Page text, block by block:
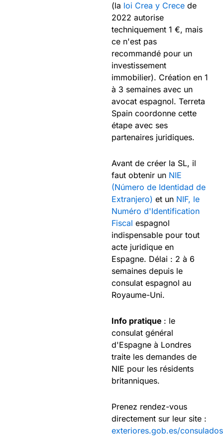
(la loi Crea y Crece de
2022 autorise
techniquement 1 €, mais
ce n'est pas
recommandé pour un
investissement
immobilier). Création en 1
à 3 semaines avec un
avocat espagnol. Terreta
Spain coordonne cette
étape avec ses
partenaires juridiques.
Avant de créer la SL, il
faut obtenir un NIE
(Número de Identidad de
Extranjero) et un NIF, le
Numéro d'Identification
Fiscal espagnol
indispensable pour tout
acte juridique en
Espagne. Délai : 2 à 6
semaines depuis le
consulat espagnol au
Royaume-Uni.
Info pratique : le
consulat général
d'Espagne à Londres
traite les demandes de
NIE pour les résidents
britanniques.
Prenez rendez-vous
directement sur leur site :
exteriores.gob.es/